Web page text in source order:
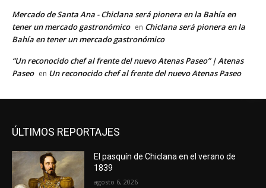
Mercado de Santa Ana - Chiclana será pionera en la Bahía en
tener un mercado gastronómico en Chiclana será pionera en la
Bahía en tener un mercado gastronómico
“Un reconocido chef al frente del nuevo Atenas Paseo” | Atenas
Paseo en Un reconocido chef al frente del nuevo Atenas Paseo
ÚLTIMOS REPORTAJES
El pasquín de Chiclana en el verano de
1839
agosto 6, 2026